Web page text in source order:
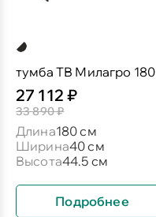
тумба ТВ Милагро 180
27 112 ₽
33 890 ₽
Длина180 см
Ширина40 см
Высота44.5 см
Подробнее